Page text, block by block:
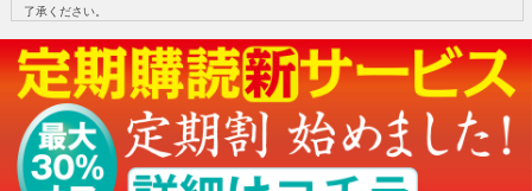
了承ください。